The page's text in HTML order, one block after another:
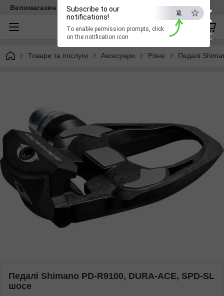
×
ESC
Subscribe to our
notifications!
To enable permission prompts, click
on the notification icon
Веломагазин EasyBike
Товари та послуги Аксесуари Різне Педалі
Педалі Shimano PD-R9100, DURA-ACE, SPD-SL
шосе